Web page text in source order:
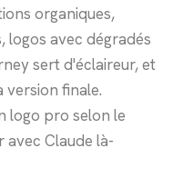
organiques,
logos avec dégradés
sert d'éclaireur, et
version finale.
logo pro selon le
avec Claude là-